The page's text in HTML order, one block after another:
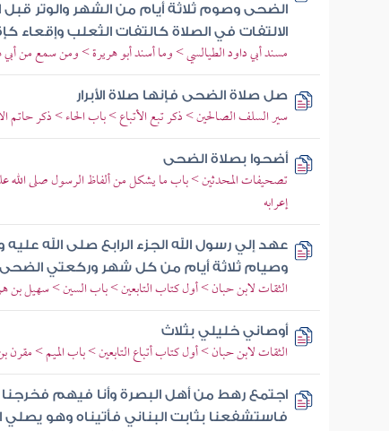
الضحى وصوم ثلاثة أيام من الشهر والوتر
الالتفات في الصلاة كالتفات الثعلب وإقعاء
مسند أبي داود الطيالسي > وما أسند أبو هريرة > ومن سمع من أبي
صل صلاة الضحى فإنها صلاة الأبرار
سير السلف الصالحين > ذكر تبع الأتباع > باب الحاء > ذكر حاتم
أضحوا بصلاة الضحى
تصحيفات المحدثين > باب ما يشكل من ألفاظ الرسول صلى الله
إعرابه
عهد إلي رسول الله الجزء الرابع صلى الله عليه
وصيام ثلاثة أيام من كل شهر وركعتي الضحى
الثقات لابن حبان > أول كتاب التابعين > باب السين > سهيل بن
أوصاني خليلي بثلاث
الثقات لابن حبان > أول كتاب أتباع التابعين > باب الميم > مقرن
اجتمع رهط من أهل البصرة وأنا فيهم
فاستشفعنا بثابت البناني فأتيناه وهو